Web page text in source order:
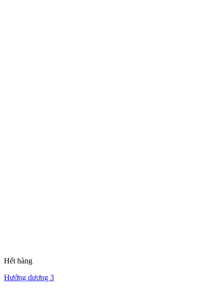
Hết hàng
Hướng dương 3